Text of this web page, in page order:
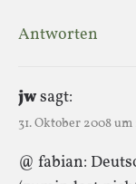
Antworten
jwsagt:
31. Oktober 2008
@ fabian: